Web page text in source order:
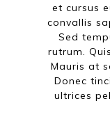
et cursus
convallis
Sed
rutrum.
Mauris at
Donec
ultrices